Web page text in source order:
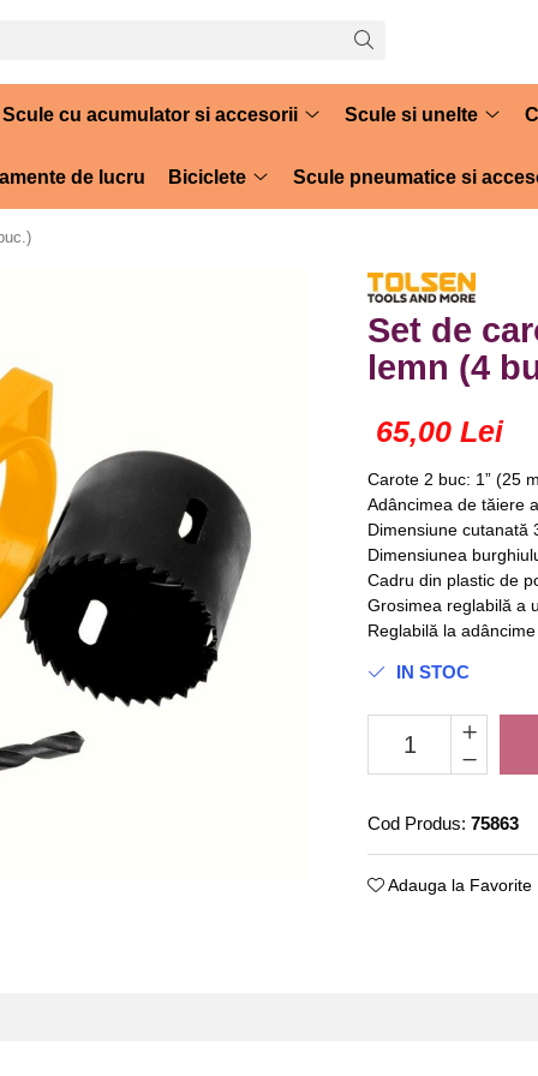
Scule cu acumulator si accesorii Scule si unelte
de lucru Biciclete Scule pneumatice si
Set de
lemn (4
65,00 Lei
Carote 2 buc: 1” (25
Adâncimea de tăiere
Dimensiune cutanată
Dimensiunea
Cadru din plastic de
Grosimea reglabilă a
Reglabilă la
IN STOC
Cod Produs: 75863
Adauga la Favorite